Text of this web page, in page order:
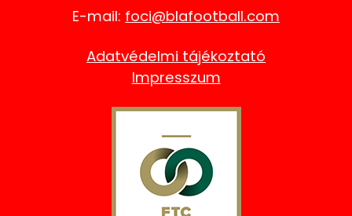
E-mail: foci@blafootball.com
Adatvédelmi tájékoztató
Impresszum